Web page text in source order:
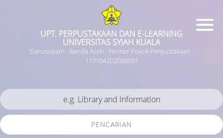
UPT. PERPUSTAKAAN DAN E-LEARNING
UNIVERSITAS SYIAH KUALA
Darussalam - Banda Aceh - Nomor Pokok Perpustakaan :
1171042D2000001
PENCARIAN